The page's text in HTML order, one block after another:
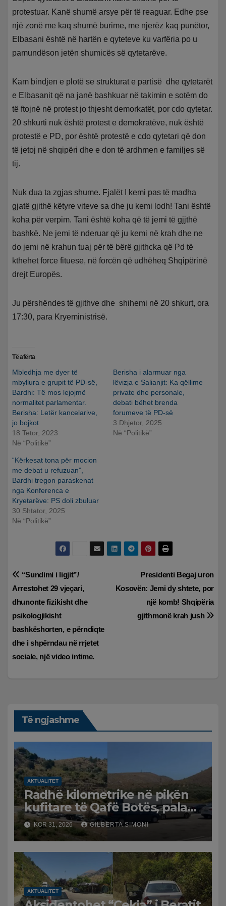
protestuar. Kanë shumë arsye për të reaguar. Edhe pse
një zonë me kaq shumë burime, me njerëz kaq punëtor,
Elbasani është në hartën e qyteteve ku varfëria po u
pamundëson jetën shumicës së qytetarëve.
Kam bindjen e plotë se strukturat e partisë dhe qytetarët
e Elbasanit që na janë bashkuar në takimin e sotëm do
të ftojnë në protest jo thjesht demorkatët, por cdo qytetar.
20 shkurti nuk është protest e demokratëve, nuk është
protestë e PD, por është protestë e cdo qytetari që don
të jetoj në shqipëri dhe e don të ardhmen e familjes së
tij.
Nuk dua ta zgjas shume. Fjalët I kemi pas të madha
gjatë gjithë këtyre viteve sa dhe ju kemi lodh! Tani është
koha për verpim. Tani është koha që të jemi të gjjthë
bashkë. Ne jemi të nderuar që ju kemi në krah dhe ne
do jemi në krahun tuaj për të bërë gjithcka që Pd të
kthehet force fituese, në forcën që udhëheq Shqipërinë
drejt Europës.
Ju përshëndes të gjithve dhe shihemi në 20 shkurt, ora
17:30, para Kryeministrisë.
Të afërta
Mbledhja me dyer të
mbyllura e grupit të PD-së,
Bardhi: Të mos lejojmë
normalitet parlamentar.
Berisha: Letër kancelarive,
jo bojkot
18 Tetor, 2023
Në “Politikë”
Berisha i alarmuar nga
lëvizja e Salianjit: Ka qëllime
private dhe personale,
debati bëhet brenda
forumeve të PD-së
3 Dhjetor, 2025
Në “Politikë”
“Kërkesat tona për mocion
me debat u refuzuan”,
Bardhi tregon paraskenat
nga Konferenca e
Kryetarëve: PS doli zbuluar
30 Shtator, 2025
Në “Politikë”
Lëvizje
te
postimet
Presidenti Begaj uron
Kosovën: Jemi dy shtete, por
një komb! Shqipëria
gjithmonë krah jush
“Sundimi i ligjit”/
Arrestohet 29 vjeçari,
dhunonte fizikisht dhe
psikologjikisht
bashkëshorten, e përndiqte
dhe i shpërndau në rrjetet
sociale, një video intime.
Të ngjashme
AKTUALITET
Radhë kilometrike në pikën
kufitare të Qafë Botës, pala
greke raporton defekt në
sistem, qytetarët mbeten të
bllokuar
KOR 31, 2026 GILBERTA SIMONI
AKTUALITET